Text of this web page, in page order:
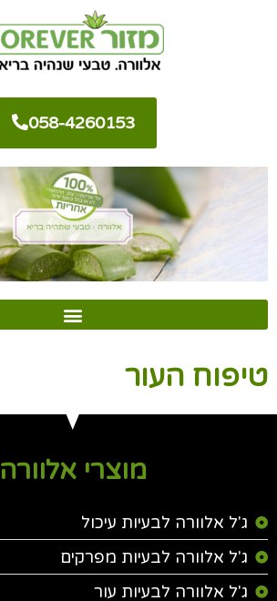
058-4260153
טיפוח העור
מוצרי אלוורה
ג'ל אלוורה לבעיות עיכול
ג'ל אלוורה לבעיות מפרקים
ג'ל אלוורה לבעיות עור